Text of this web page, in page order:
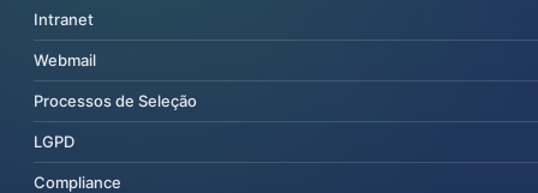
Intranet
Webmail
Processos de Seleção
LGPD
Compliance